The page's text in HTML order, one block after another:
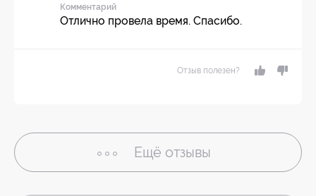
Комментарий
Отлично провела время. Спасибо.
Отзыв полезен?
Ещё отзывы